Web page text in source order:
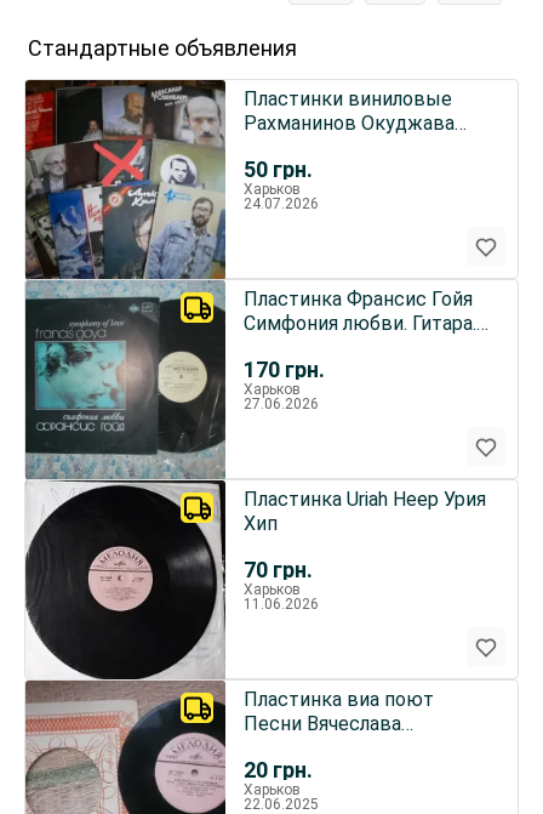
Стандартные объявления
50 грн.
Пластинки виниловые
Рахманинов Окуджава
Намин
Харьков
24.07.2026
170 грн.
Пластинка Франсис Гойя
Симфония любви. Гитара.
Харьков
27.06.2026
70 грн.
Пластинка Uriah Heep Урия
Хип
Харьков
11.06.2026
20 грн.
Пластинка виа поют
Песни Вячеслава
Харьков
22.06.2025